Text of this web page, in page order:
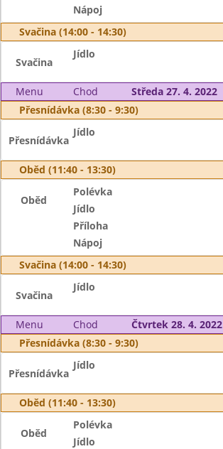
Nápoj
Svačina (14:00 - 14:30)
Svačina
Jídlo
Menu Chod
Středa 27. 4. 2022
Přesnídávka (8:30 - 9:30)
Přesnídávka
Jídlo
Oběd (11:40 - 13:30)
Oběd
Polévka
Jídlo
Příloha
Nápoj
Svačina (14:00 - 14:30)
Svačina
Jídlo
Menu Chod
Čtvrtek 28. 4. 2022
Přesnídávka (8:30 - 9:30)
Přesnídávka
Jídlo
Oběd (11:40 - 13:30)
Oběd
Polévka
Jídlo